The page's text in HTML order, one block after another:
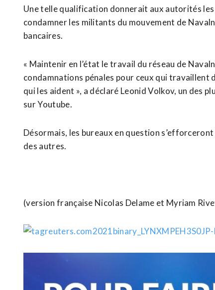
Une telle qualification donnerait aux autorités
condamner les militants du mouvement de
bancaires.
« Maintenir en l’état le travail du réseau de
condamnations pénales pour ceux qui travaillent
qui les aident », a déclaré Leonid Volkov, un des
sur Youtube.
Désormais, les bureaux en question
des autres.
(version française Nicolas Delame et Myriam